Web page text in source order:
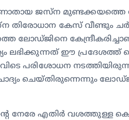
ജസ്ന
തിരോധാന കേസ് വീണ്ടും
ലോഡ്ജിനെ
ലഭിക്കുന്നത് ഈ പ്രദേശത്ത്
പരിശോധന
ചെയ്തിരുന്നെന്നും
നേരേ എതിർ വശത്തുള്ള